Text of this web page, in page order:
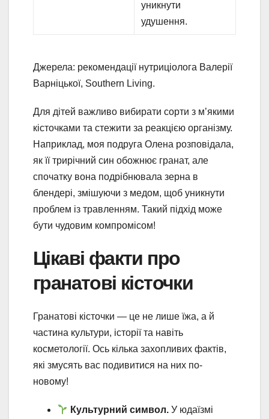
уникнути
удушення.
Джерела: рекомендації нутриціолога Валерії
Варніцької, Southern Living.
Для дітей важливо вибирати сорти з м’якими
кісточками та стежити за реакцією організму.
Наприклад, моя подруга Олена розповідала,
як її трирічний син обожнює гранат, але
спочатку вона подрібнювала зерна в
блендері, змішуючи з медом, щоб уникнути
проблем із травленням. Такий підхід може
бути чудовим компромісом!
Цікаві факти про
гранатові кісточки
Гранатові кісточки — це не лише їжа, а й
частина культури, історії та навіть
косметології. Ось кілька захопливих фактів,
які змусять вас подивитися на них по-
новому!
Культурний символ. У юдаїзмі